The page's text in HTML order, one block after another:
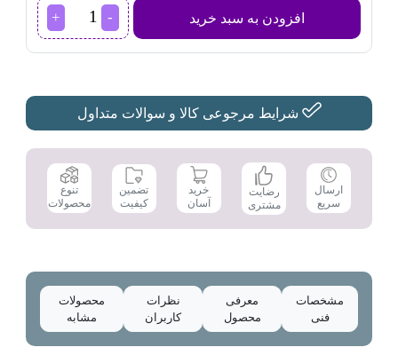
افزودن به سبد خرید
تلویزیون
سونی
55
اینچ
عدد
شرایط مرجوعی کالا و سوالات متداول
ارسال
سریع
رضایت
مشتری
خرید
آسان
تضمین
کیفیت
تنوع
محصولات
مشخصات
فنی
معرفی
محصول
نظرات
کاربران
محصولات
مشابه